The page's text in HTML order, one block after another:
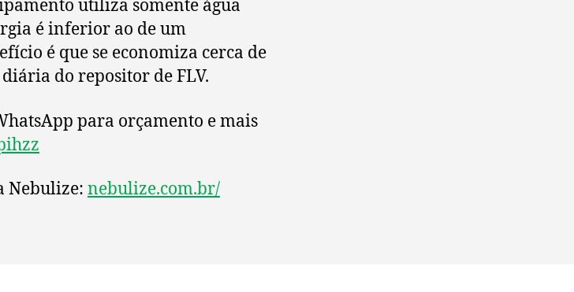
utiliza somente água
é inferior ao de um
é que se economiza cerca de
do repositor de FLV.
para orçamento e mais
Nebulize: nebulize.com.br/